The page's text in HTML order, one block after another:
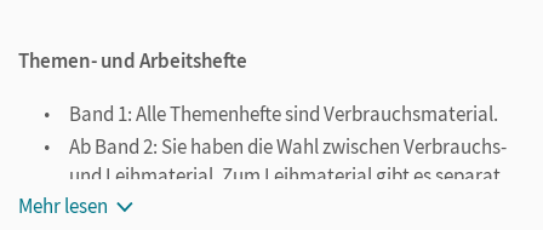
Themen- und Arbeitshefte
Band 1: Alle Themenhefte sind Verbrauchsmaterial.
Ab Band 2: Sie haben die Wahl zwischen Verbrauchs-
und Leihmaterial. Zum Leihmaterial gibt es separat
erhältliche Arbeitshefte.
Mehr lesen